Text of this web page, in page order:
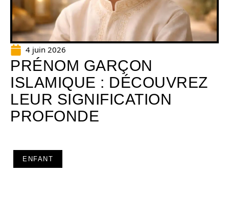
4 juin 2026
PRÉNOM GARÇON
ISLAMIQUE : DÉCOUVREZ
LEUR SIGNIFICATION
PROFONDE
ENFANT